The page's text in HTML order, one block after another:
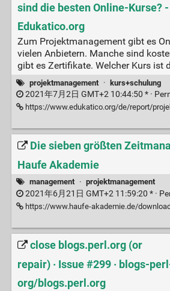
sind die besten Online-Kurse? -
Edukatico.org
Zum Projektmanagement gibt es
vielen Anbietern. Manche sind
gibt es Zertifikate. Welcher Kurs ist
projektmanagement · kurs+schulung
2021年7月2日 GMT+2 10:44:50 * ·
https://www.edukatico.org/de/report/projektmanagement-
Die sieben größten
Haufe Akademie
management · projektmanagement
2021年6月21日 GMT+2 11:59:20 * ·
https://www.haufe-akademie.de/downloadserver/FB/
close blogs.perl.org (or
repair) · Issue #299 · blogs-
org/blogs.perl.org